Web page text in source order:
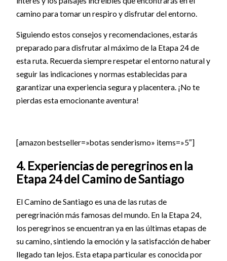
camino para tomar un respiro y disfrutar del entorno.
Siguiendo estos consejos y recomendaciones, estarás
preparado para disfrutar al máximo de la Etapa 24 de
esta ruta. Recuerda siempre respetar el entorno natural y
seguir las indicaciones y normas establecidas para
garantizar una experiencia segura y placentera. ¡No te
pierdas esta emocionante aventura!
[amazon bestseller=»botas senderismo» items=»5″]
4. Experiencias de peregrinos en la
Etapa 24 del Camino de Santiago
El Camino de Santiago es una de las rutas de
peregrinación más famosas del mundo. En la Etapa 24,
los peregrinos se encuentran ya en las últimas etapas de
su camino, sintiendo la emoción y la satisfacción de haber
llegado tan lejos. Esta etapa particular es conocida por